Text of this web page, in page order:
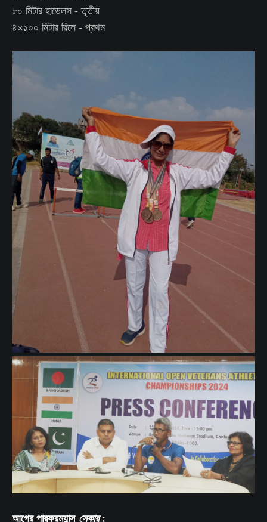
৮০ মিটার হাডেলস - তৃতীয়
৪×১০০ মিটার রিলে - প্রথম
আগের পারফরম্যান্স স্কোর: